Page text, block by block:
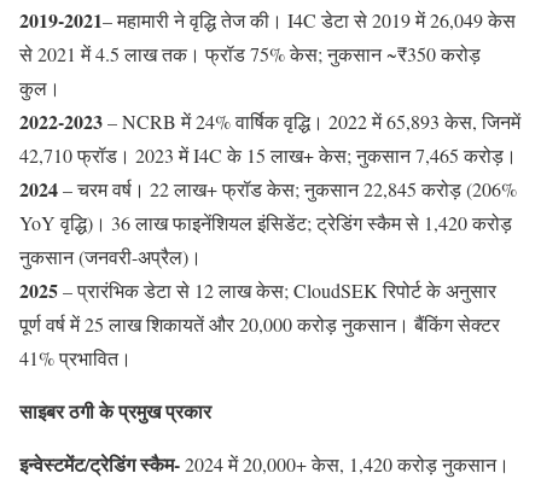
2019-2021– महामारी ने वृद्धि तेज की। I4C डेटा से 2019 में 26,049 केस
से 2021 में 4.5 लाख तक। फ्रॉड 75% केस; नुकसान ~₹350 करोड़
कुल।
2022-2023– NCRB में 24% वार्षिक वृद्धि। 2022 में 65,893 केस, जिनमें
42,710 फ्रॉड। 2023 में I4C के 15 लाख+ केस; नुकसान 7,465 करोड़।
2024– चरम वर्ष। 22 लाख+ फ्रॉड केस; नुकसान 22,845 करोड़ (206%
YoY वृद्धि)। 36 लाख फाइनेंशियल इंसिडेंट; ट्रेडिंग स्कैम से 1,420 करोड़
नुकसान (जनवरी-अप्रैल)।
2025– प्रारंभिक डेटा से 12 लाख केस; CloudSEK रिपोर्ट के अनुसार
पूर्ण वर्ष में 25 लाख शिकायतें और 20,000 करोड़ नुकसान। बैंकिंग सेक्टर
41% प्रभावित।
साइबर ठगी के प्रमुख प्रकार
इन्वेस्टमेंट/ट्रेडिंग स्कैम-2024 में 20,000+ केस, 1,420 करोड़ नुकसान।